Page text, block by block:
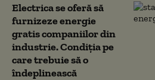
Electrica se oferă să
furnizeze energie
gratis companiilor din
industrie. Condiția pe
care trebuie să o
îndeplinească